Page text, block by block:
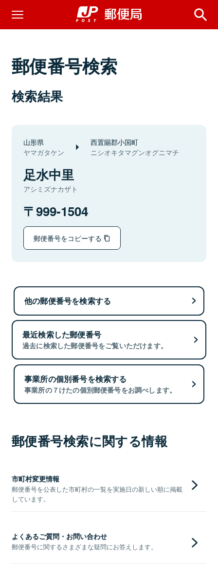
郵便番号検索
検索結果
山形県
ヤマガタケン
西置賜郡小国町
ニシオキタマグンオグニマチ
足水中里
アシミズナカザト
999-1504
郵便番号をコピーする
他の郵便番号を検索する
最近検索した郵便番号
過去に検索した郵便番号をご覧いただけます。
事業所の個別番号を検索する
事業所の７けたの個別郵便番号をお調べします。
郵便番号検索に関する情報
市町村変更情報
郵便番号を公表した市町村の一覧を実施日の新しい順に掲載
しています。
よくあるご質問・お問い合わせ
郵便番号に関するさまざまな疑問にお答えします。